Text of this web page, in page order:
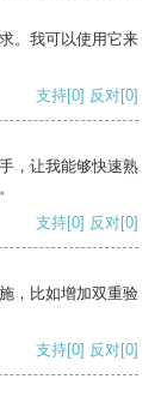
。我可以使用它来
支持[0] 反对[0]
，让我能够快速熟
支持[0] 反对[0]
，比如增加双重验
支持[0] 反对[0]